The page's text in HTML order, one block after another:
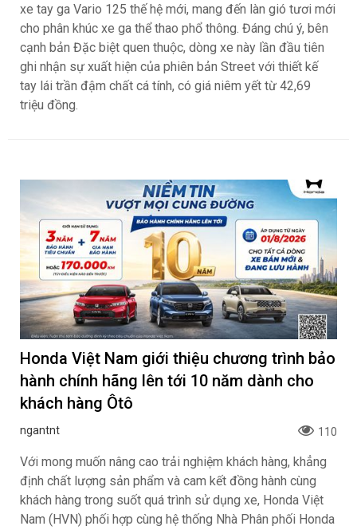
xe tay ga Vario 125 thế hệ mới, mang đến làn gió tươi mới
cho phân khúc xe ga thể thao phổ thông. Đáng chú ý, bên
cạnh bản Đặc biệt quen thuộc, dòng xe này lần đầu tiên
ghi nhận sự xuất hiện của phiên bản Street với thiết kế
tay lái trần đậm chất cá tính, có giá niêm yết từ 42,69
triệu đồng.
Honda Việt Nam giới thiệu chương trình bảo
hành chính hãng lên tới 10 năm dành cho
khách hàng Ôtô
ngantnt 110
Với mong muốn nâng cao trải nghiệm khách hàng, khẳng
định chất lượng sản phẩm và cam kết đồng hành cùng
khách hàng trong suốt quá trình sử dụng xe, Honda Việt
Nam (HVN) phối hợp cùng hệ thống Nhà Phân phối Honda